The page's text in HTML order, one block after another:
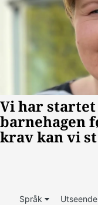
Språk Utseende